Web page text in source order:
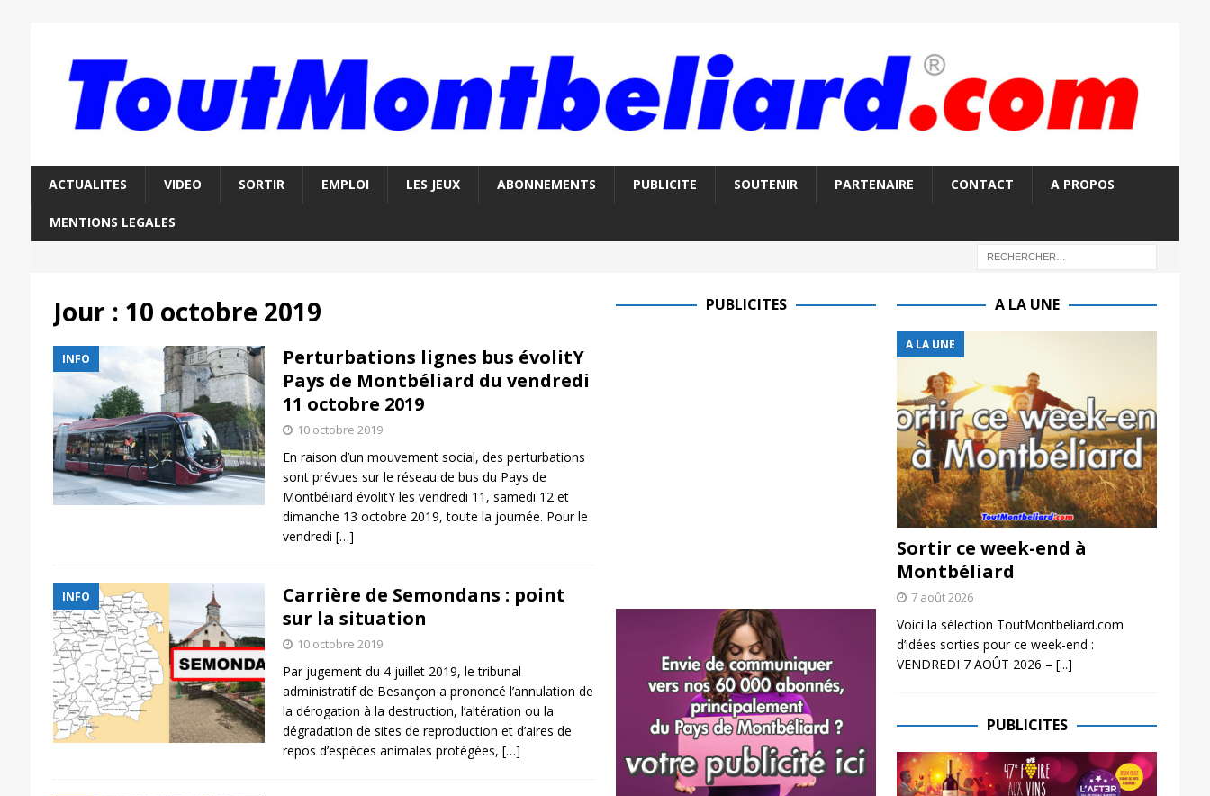
ACTUALITES VIDEO SORTIR EMPLOI LES JEUX ABONNEMENTS PUBLICITE SOUTENIR PARTENAIRE CONTACT A PROPOS
MENTIONS LEGALES
Jour : 10 octobre 2019
INFO
Perturbations lignes bus évolitY
Pays de Montbéliard du vendredi
11 octobre 2019
10 octobre 2019
En raison d’un mouvement social, des perturbations
sont prévues sur le réseau de bus du Pays de
Montbéliard évolitY les vendredi 11, samedi 12 et
dimanche 13 octobre 2019, toute la journée. Pour le
vendredi […]
INFO
Carrière de Semondans : point
sur la situation
10 octobre 2019
Par jugement du 4 juillet 2019, le tribunal
administratif de Besançon a prononcé l’annulation de
la dérogation à la destruction, l’altération ou la
dégradation de sites de reproduction et d’aires de
repos d’espèces animales protégées, […]
PUBLICITES A LA UNE
A LA UNE
Sortir ce week-end à
Montbéliard
7 août 2026
Voici la sélection ToutMontbeliard.com
d’idées sorties pour ce week-end :
VENDREDI 7 AOÛT 2026 – [...]
PUBLICITES